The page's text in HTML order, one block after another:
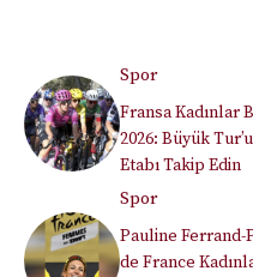
Spor
Fransa Kadınlar
2026: Büyük
Etabı Takip Edin
Spor
Pauline Ferrand-
de France